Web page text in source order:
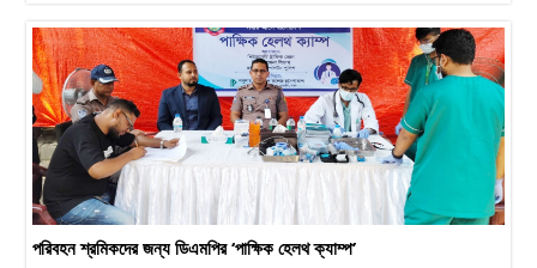
পরিবহন শ্রমিকদের জন্য ডিএমপির ‘পাক্ষিক হেলথ ক্যাম্প’